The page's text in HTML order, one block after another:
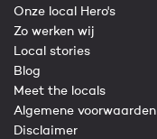
Onze local Hero's
Zo werken wij
Local stories
Blog
Meet the locals
Algemene voorwaarden
Disclaimer